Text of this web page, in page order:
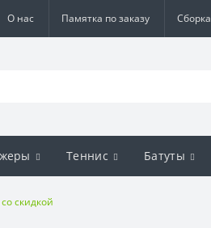
О нас Памятка по заказу
Теннис Батуты
скидкой